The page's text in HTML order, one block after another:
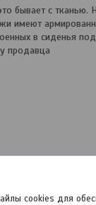
бывает с
имеют
в сиденья
продавца
cookies для